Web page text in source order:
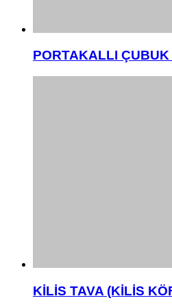
PORTAKALLI
KİLİS TAVA (KİLİS